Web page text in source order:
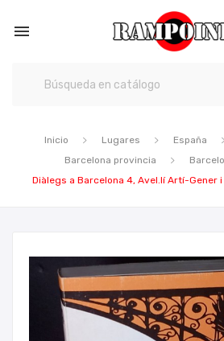

Inicio Lugares España
Barcelona provincia
Diàlegs a Barcelona 4, Avel.lí Artí-Gener i